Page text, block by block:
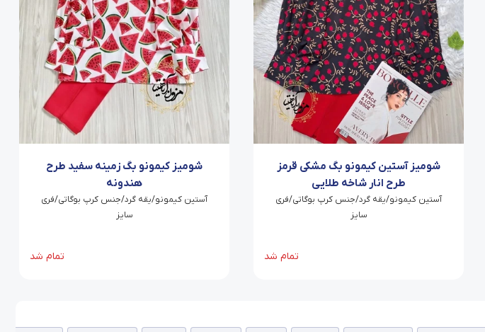
شومیز آستین کیمونو بگ مشکی قرمز
طرح انار شاخه طلایی
آستین کیمونو/یقه گرد/جنس کرپ بوگاتی/فری
سایز
تمام شد
شومیز کیمونو بگ زمینه سفید طرح
هندونه
آستین کیمونو/یقه گرد/جنس کرپ بوگاتی/فری
سایز
تمام شد